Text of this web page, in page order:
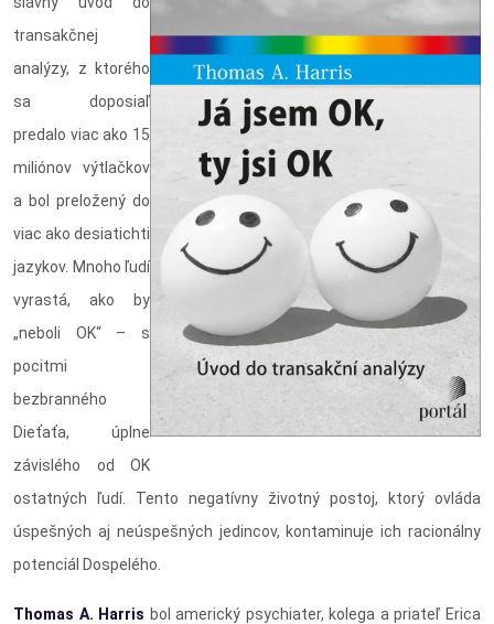
transakčnej
analýzy, z ktorého
sa doposiaľ
predalo viac ako 15
miliónov výtlačkov
a bol preložený do
viac ako desiatichti
jazykov. Mnoho ľudí
vyrastá, ako by
„neboli OK“ – s
pocitmi
bezbranného
Dieťaťa, úplne
závislého od OK
ostatných ľudí. Tento negatívny životný postoj, ktorý ovláda
úspešných aj neúspešných jedincov, kontaminuje ich racionálny
potenciál Dospelého.
Thomas A. Harris bol americký psychiater, kolega a priateľ Erica